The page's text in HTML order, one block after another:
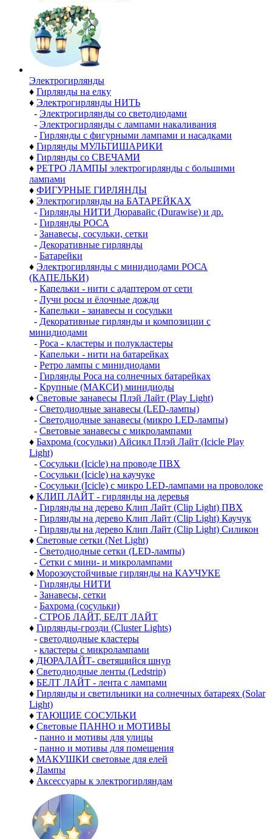
Электро­гирлянды
♦ Гирлянды на елку
♦ Электрогирлянды НИТЬ
- Электрогирлянды со светодиодами
- Электрогирлянды с лампами накаливания
- Гирлянды с фигурными лампами и насадками
♦ Гирлянды МУЛЬТИШАРИКИ
♦ Гирлянды со СВЕЧАМИ
♦ РЕТРО ЛАМПЫ электрогирлянды с большими
лампами
♦ ФИГУРНЫЕ ГИРЛЯНДЫ
♦ Электрогирлянды на БАТАРЕЙКАХ
- Гирлянды НИТИ Дюравайс (Durawise) и др.
- Гирлянды РОСА
- Занавесы, сосульки, сетки
- Декоративные гирлянды
- Батарейки
♦ Электрогирлянды с минидиодами РОСА
(КАПЕЛЬКИ)
- Капельки - нити с адаптером от сети
- Лучи росы и ёлочные дожди
- Капельки - занавесы и сосульки
- Декоративные гирлянды и композиции с
минидиодами
- Роса - кластеры и полукластеры
- Капельки - нити на батарейках
- Ретро лампы с минидиодами
- Гирлянды Роса на солнечных батарейках
- Крупные (МАКСИ) минидиоды
♦ Световые занавесы Плэй Лайт (Play Light)
- Светодиодные занавесы (LED-лампы)
- Светодиодные занавесы (микро LED-лампы)
- Световые занавесы с микролампами
♦ Бахрома (сосульки) Айсикл Плэй Лайт (Icicle Play
Light)
- Сосульки (Icicle) на проводе ПВХ
- Сосульки (Icicle) на каучуке
- Сосульки (Icicle) с микро LED-лампами на проволоке
♦ КЛИП ЛАЙТ - гирлянды на деревья
- Гирлянды на дерево Клип Лайт (Clip Light) ПВХ
- Гирлянды на дерево Клип Лайт (Clip Light) Каучук
- Гирлянды на дерево Клип Лайт (Clip Light) Силикон
♦ Световые сетки (Net Light)
- Светодиодные сетки (LED-лампы)
- Сетки с мини- и микролампами
♦ Морозоустойчивые гирлянды на КАУЧУКЕ
- Гирлянды НИТИ
- Занавесы, сетки
- Бахрома (сосульки)
- СТРОБ ЛАЙТ, БЕЛТ ЛАЙТ
♦ Гирлянды-грозди (Cluster Lights)
- светодиодные кластеры
- кластеры с микролампами
♦ ДЮРАЛАЙТ- светящийся шнур
♦ Светодиодные ленты (Ledstrip)
♦ БЕЛТ ЛАЙТ - лента с лампами
♦ Гирлянды и светильники на солнечных батареях (Solar
Light)
♦ ТАЮЩИЕ СОСУЛЬКИ
♦ Световые ПАННО и МОТИВЫ
- панно и мотивы для улицы
- панно и мотивы для помещения
♦ МАКУШКИ световые для елей
♦ Лампы
♦ Аксессуары к электрогирляндам